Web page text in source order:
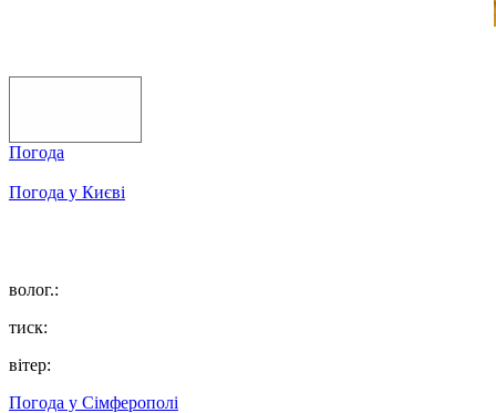
Погода
Погода у Києві
волог.:
тиск:
вітер:
Погода у Сімферополі